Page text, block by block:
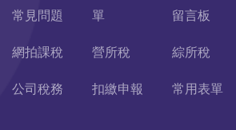
常見問題
單
留言板
網拍課稅 營所稅 綜所稅
公司稅務 扣繳申報 常用表單